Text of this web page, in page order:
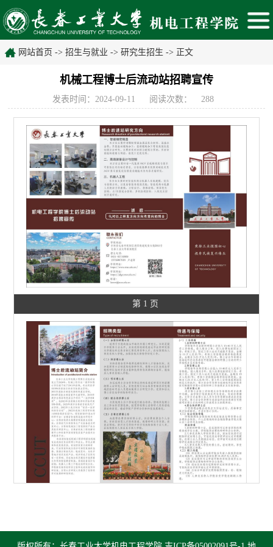
网站首页 -> 招生与就业 -> 研究生招生 -> 正文
机械工程博士后流动站招聘宣传
发表时间：2024-09-11 阅读次数： 288
第 1 页